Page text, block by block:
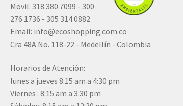
Movil: 318 380 7099 - 300
276 1736 - 305 314 0882
Email: info@ecoshopping.com.co
Cra 48A No. 118-22 - Medellín - Colombia
Horarios de Atención:
lunes a jueves 8:15 am a 4:30 pm
Viernes : 8:15 am a 3:30 pm